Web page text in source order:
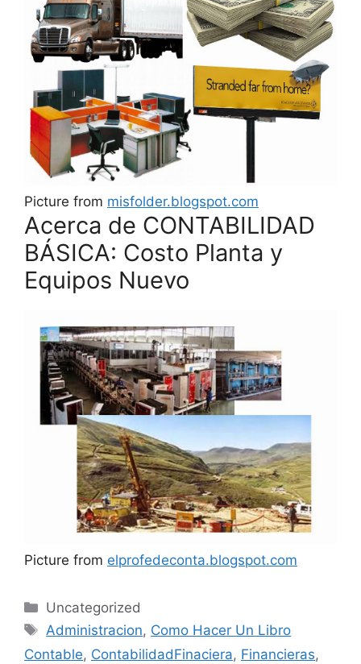
Picture from misfolder.blogspot.com
Acerca de CONTABILIDAD
BÁSICA: Costo Planta y
Equipos Nuevo
Picture from elprofedeconta.blogspot.com
Categories
Uncategorized
Tags
Administracion, Como Hacer Un Libro
Contable, ContabilidadFinaciera, Financieras,